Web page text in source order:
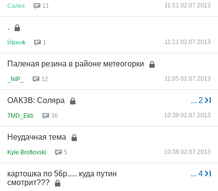
Салех 11 11:51 02.07.2013
.
Йoжиk 1 11:21 02.07.2013
Паленая резина в районе метеогорки
_NIP_ 12 11:05 02.07.2013
... 2
ОАКЗВ: Соляра
TMD_Ekb 36 10:39 02.07.2013
Неудачная тема
Kyle Broflovski 5 10:38 02.07.2013
... 4
картошка по 56р..... куда путин
смотрит???